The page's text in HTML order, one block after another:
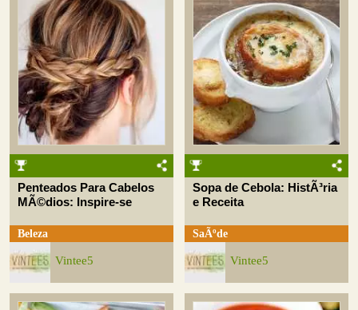
Penteados Para Cabelos
MÃ©dios: Inspire-se
Beleza
Vintee5
Sopa de Cebola: HistÃ³ria
e Receita
SaÃºde
Vintee5